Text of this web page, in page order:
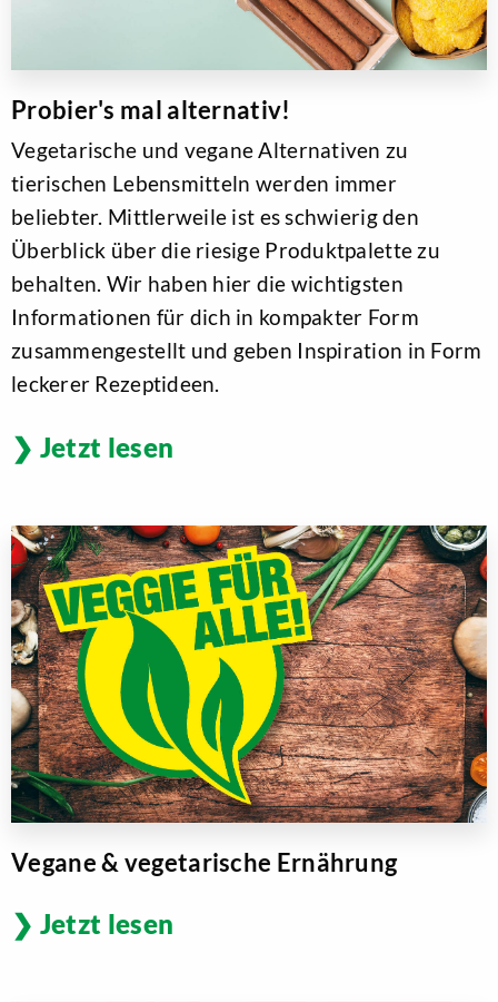
Probier's mal alternativ!
Vegetarische und vegane Alternativen zu
tierischen Lebensmitteln werden immer
beliebter. Mittlerweile ist es schwierig den
Überblick über die riesige Produktpalette zu
behalten. Wir haben hier die wichtigsten
Informationen für dich in kompakter Form
zusammengestellt und geben Inspiration in Form
leckerer Rezeptideen.
Jetzt lesen
Vegane & vegetarische Ernährung
Jetzt lesen